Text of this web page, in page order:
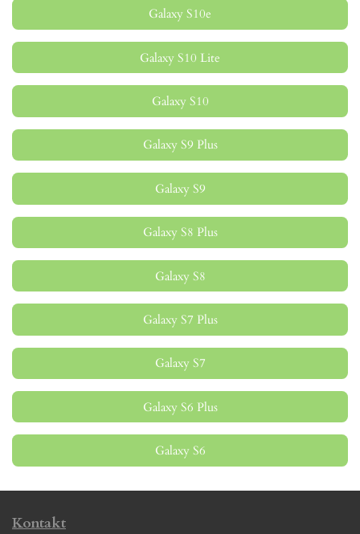
Galaxy S10e
Galaxy S10 Lite
Galaxy S10
Galaxy S9 Plus
Galaxy S9
Galaxy S8 Plus
Galaxy S8
Galaxy S7 Plus
Galaxy S7
Galaxy S6 Plus
Galaxy S6
Kontakt